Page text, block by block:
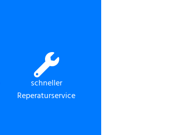
schneller
Reperaturservice